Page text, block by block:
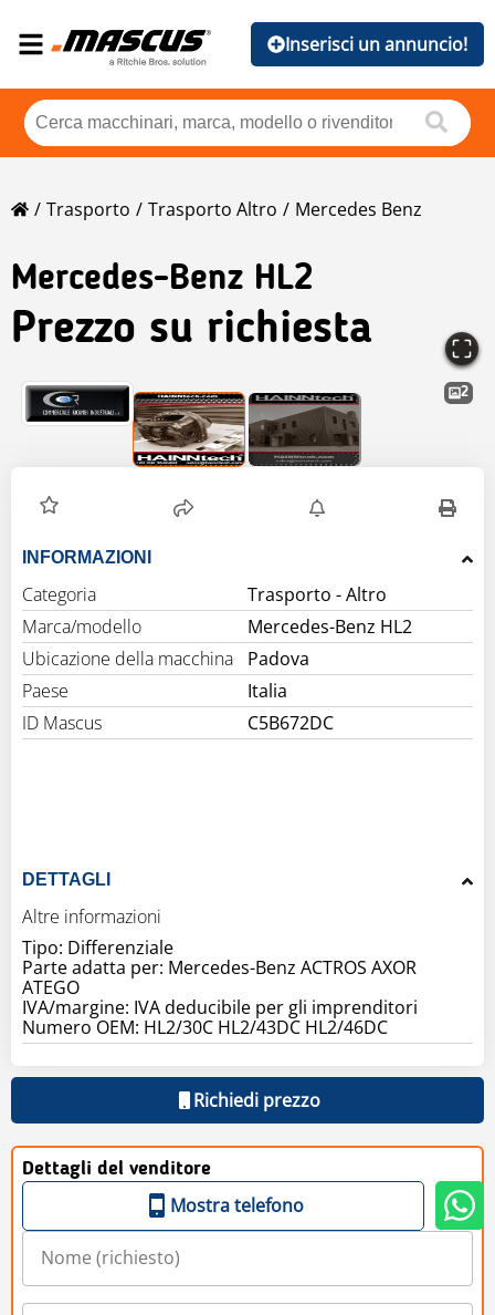
Inserisci un annuncio!
Trasporto Trasporto Altro Mercedes Benz
Mercedes-Benz HL2
Prezzo su richiesta
2
INFORMAZIONI
Categoria
Trasporto - Altro
Marca/modello
Mercedes-Benz HL2
Ubicazione della macchina
Padova
Paese
Italia
ID Mascus
C5B672DC
DETTAGLI
Altre informazioni
Tipo: Differenziale
Parte adatta per: Mercedes-Benz ACTROS AXOR
ATEGO
IVA/margine: IVA deducibile per gli imprenditori
Numero OEM: HL2/30C HL2/43DC HL2/46DC
Richiedi prezzo
Dettagli del venditore
Mostra telefono